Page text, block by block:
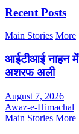
Recent Posts
Main Stories More
आईटीआई नाहन
अशरफ अली
August 7, 2026
Awaz-e-Himachal
Main Stories More